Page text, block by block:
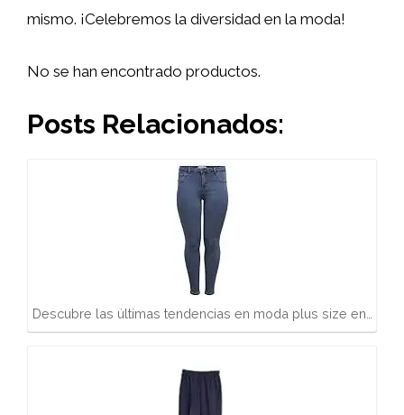
mismo. ¡Celebremos la diversidad en la moda!
No se han encontrado productos.
Posts Relacionados:
Descubre las últimas tendencias en moda plus size en…